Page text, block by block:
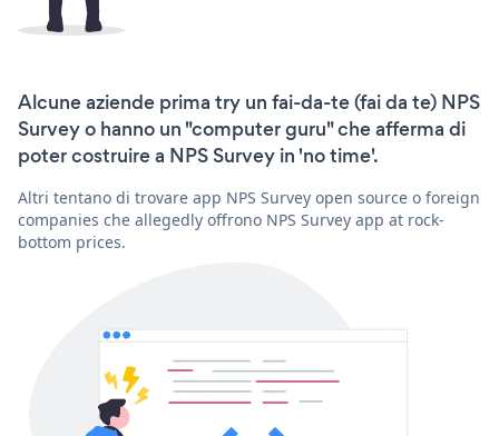
Alcune aziende prima try un fai-da-te (fai da te) NPS
Survey o hanno un "computer guru" che afferma di
poter costruire a NPS Survey in 'no time'.
Altri tentano di trovare app NPS Survey open source o foreign
companies che allegedly offrono NPS Survey app at rock-
bottom prices.